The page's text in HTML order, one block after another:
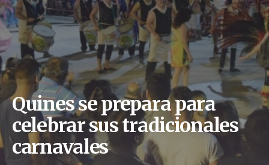
Quines se prepara para
celebrar sus tradicionales
carnavales